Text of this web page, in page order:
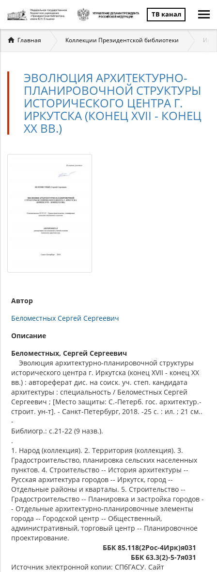
ТВ канал
Вы
здесь
Главная Коллекции Президентской библиотеки
ЭВОЛЮЦИЯ АРХИТЕКТУРНО-
ПЛАНИРОВОЧНОЙ СТРУКТУРЫ
ИСТОРИЧЕСКОГО ЦЕНТРА Г.
ИРКУТСКА (КОНЕЦ XVII - КОНЕЦ
XX ВВ.)
Автор
Беломестных Сергей Сергеевич
Описание
Беломестных, Сергей Сергеевич
Эволюция архитектурно-планировочной структуры
исторического центра г. Иркутска (конец XVII - конец XX
вв.) : автореферат дис. на соиск. уч. степ. кандидата
архитектуры : специальность / Беломестных Сергей
Сергеевич ; [Место защиты: С.-Петерб. гос. архитектур.-
строит. ун-т]. - Санкт-Петербург, 2018. -25 с. : ил. ; 21 см..
-
Библиогр.: с.21-22 (9 назв.).
.
1. Народ (коллекция). 2. Территория (коллекция). 3.
Градостроительство, планировка сельских населенных
пунктов. 4. Строительство -- История архитектуры --
Русская архитектура городов -- Иркутск, город --
Отдельные районы и кварталы. 5. Строительство --
Градостроительство -- Планировка и застройка городов -
- Отдельные архитектурно-планировочные элементы
города -- Городской центр -- Общественный,
административный, торговый центр -- Планировочное
проектирование.
ББК 85.118(2Рос-4Ирк)я031
ББК 63.3(2)-5-7я031
Источник электронной копии: СПбГАСУ. Сайт